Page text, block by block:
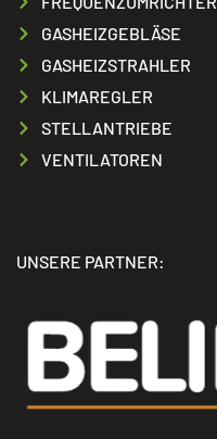
GASHEIZGEBLÄSE
GASHEIZSTRAHLER
KLIMAREGLER
STELLANTRIEBE
VENTILATOREN
UNSERE PARTNER: